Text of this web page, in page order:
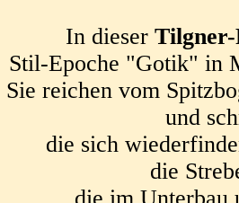
In dieser
Stil-Epoche "Gotik" in
Sie reichen vom
und
die sich
die